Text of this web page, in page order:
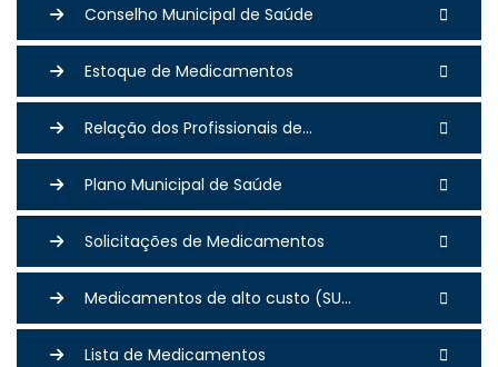
Conselho Municipal de Saúde
Estoque de Medicamentos
Relação dos Profissionais de...
Plano Municipal de Saúde
Solicitações de Medicamentos
Medicamentos de alto custo (SU...
Lista de Medicamentos